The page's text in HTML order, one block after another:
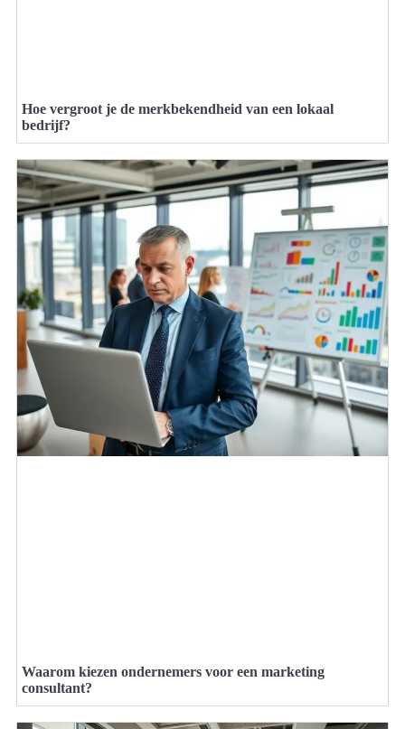
Hoe vergroot je de merkbekendheid van een lokaal
bedrijf?
Waarom kiezen ondernemers voor een marketing
consultant?